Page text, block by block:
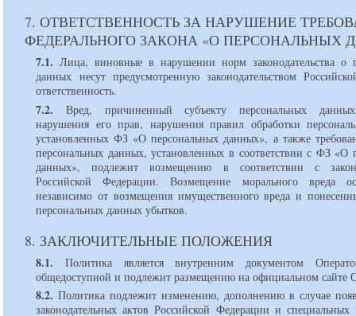
7. ОТВЕТСТВЕННОСТЬ ЗА НАРУШЕНИЕ
ФЕДЕРАЛЬНОГО ЗАКОНА «О ПЕРСОНАЛЬНЫХ
7.1. Лица, виновные в нарушении норм законодательства о
данных несут предусмотренную законодательством
ответственность.
7.2. Вред, причиненный субъекту персональных данных
нарушения его прав, нарушения правил обработки
установленных ФЗ «О персональных данных», а также
персональных данных, установленных в соответствии с ФЗ «О
данных», подлежит возмещению в соответствии с
Российской Федерации. Возмещение морального вреда
независимо от возмещения имущественного вреда и
персональных данных убытков.
8. ЗАКЛЮЧИТЕЛЬНЫЕ ПОЛОЖЕНИЯ
8.1. Политика является внутренним документом
общедоступной и подлежит размещению на официальном сайте
8.2. Политика подлежит изменению, дополнению в случае
законодательных актов Российской Федерации и